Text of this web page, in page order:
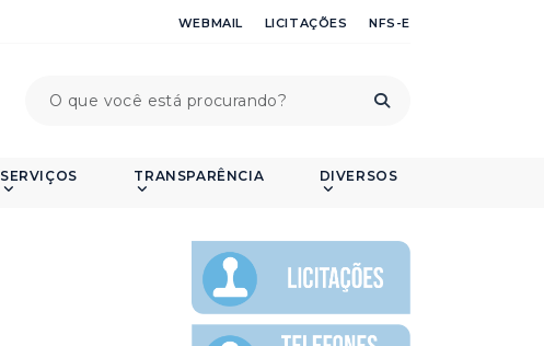
WEBMAIL LICITAÇÕES NFS-E
SERVIÇOS TRANSPARÊNCIA DIVERSOS